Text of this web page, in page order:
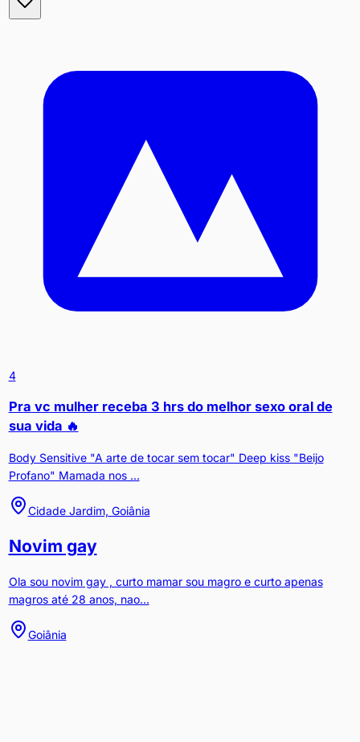
4
Pra vc mulher receba 3 hrs do melhor sexo oral de
sua vida 🔥
Body Sensitive "A arte de tocar sem tocar" Deep kiss "Beijo
Profano" Mamada nos ...
Cidade Jardim, Goiânia
Novim gay
Ola sou novim gay , curto mamar sou magro e curto apenas
magros até 28 anos, nao...
Goiânia